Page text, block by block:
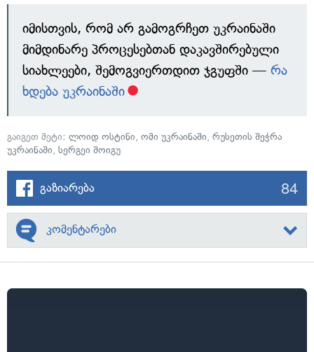
იმისთვის, რომ არ გამოგრჩეთ უკრაინაში
მიმდინარე პროცესებთან დაკავშირებული
სიახლეები, შემოგვიერთდით ჯგუფში — რა
ხდება უკრაინაში
გაიგეთ მეტი: ლოიდ ოსტინი, ომი უკრაინაში, რუსეთის შეჭრა
უკრაინაში, სერგეი შოიგუ
გაზიარება 84
კომენტარები